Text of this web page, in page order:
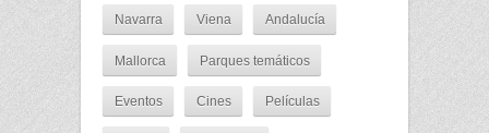
Navarra Viena Andalucía
Mallorca Parques temáticos
Eventos Cines Películas